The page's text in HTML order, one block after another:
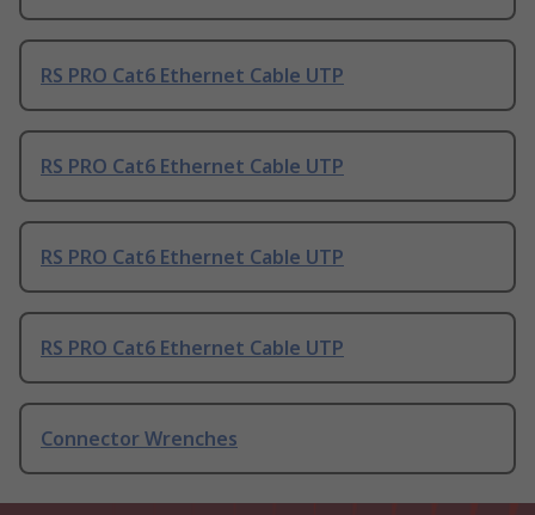
RS PRO Cat6 Ethernet Cable UTP
RS PRO Cat6 Ethernet Cable UTP
RS PRO Cat6 Ethernet Cable UTP
RS PRO Cat6 Ethernet Cable UTP
Connector Wrenches